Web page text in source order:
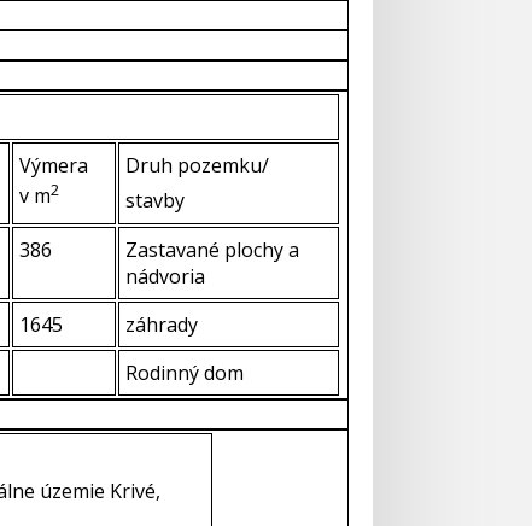
Výmera
v m2
Druh pozemku/
stavby
386
Zastavané plochy a
nádvoria
1645
záhrady
Rodinný dom
územie Krivé,